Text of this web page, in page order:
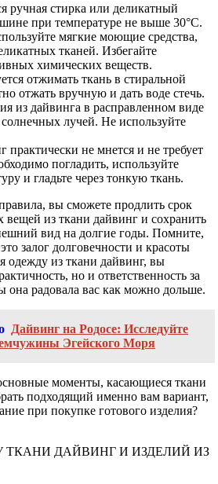
ручная стирка или деликатный
при температуре не выше 30°C.
мягкие моющие средства,
тканей. Избегайте
химических веществ.
отжимать ткань в стиральной
отжать вручную и дать воде стечь.
из дайвинга в расправленном виде
лучей. Не используйте
практически не мнется и не требует
погладить, используйте
и гладьте через тонкую ткань.
вы сможете продлить срок
из ткани дайвинг и сохранить
вид на долгие годы. Помните,
залог долговечности и красоты
из ткани дайвинг, вы
но и ответственность за
она радовала вас как можно дольше.
Дайвинг на Родосе: Исследуйте
Эгейского Моря
моменты, касающиеся ткани
подходящий именно вам вариант,
при покупке готового изделия?
ДАЙВИНГ И ИЗДЕЛИЙ ИЗ